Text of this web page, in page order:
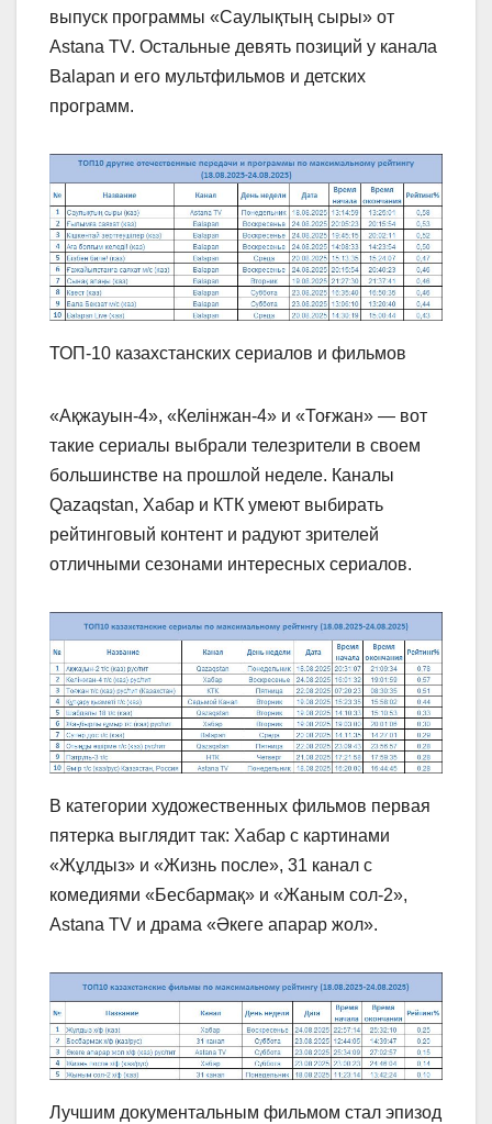
выпуск программы «Саулықтың сыры» от
Astana TV. Остальные девять позиций у канала
Balapan и его мультфильмов и детских
программ.
ТОП-10 казахстанских сериалов и фильмов
«Ақжауын-4», «Келінжан-4» и «Тоғжан» — вот
такие сериалы выбрали телезрители в своем
большинстве на прошлой неделе. Каналы
Qazaqstan, Хабар и КТК умеют выбирать
рейтинговый контент и радуют зрителей
отличными сезонами интересных сериалов.
В категории художественных фильмов первая
пятерка выглядит так: Хабар с картинами
«Жұлдыз» и «Жизнь после», 31 канал с
комедиями «Бесбармақ» и «Жаным сол-2»,
Astana TV и драма «Әкеге апарар жол».
Лучшим документальным фильмом стал эпизод